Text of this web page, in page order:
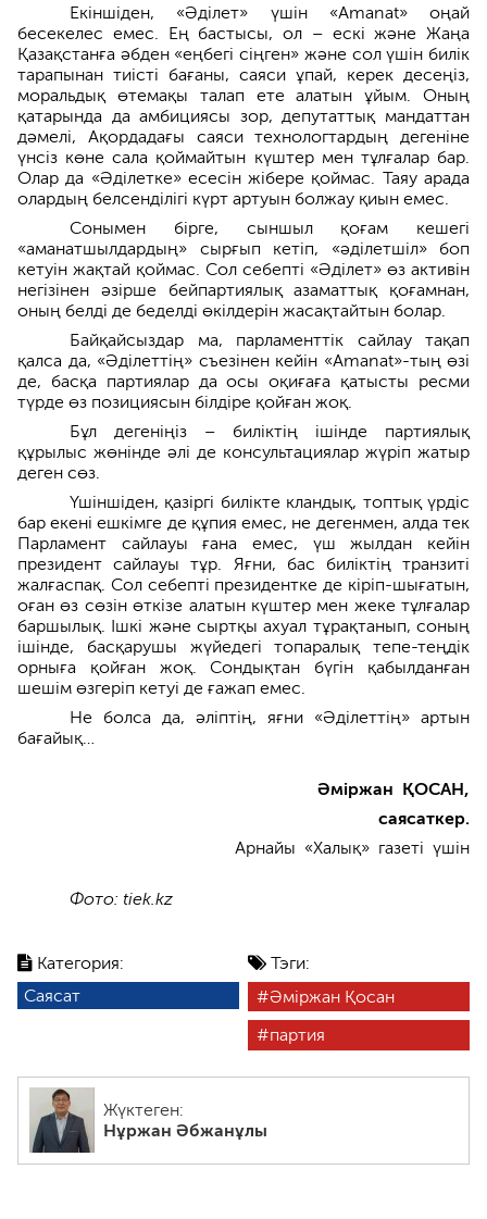
Категория:
Саясат
Тэги:
Әміржан Қосан
партия
Жүктеген:
Нұржан Әбжанұлы
Екіншіден, «Әділет» үшін «Аmanat» оңай
бесекелес емес. Ең бастысы, ол – ескі және Жаңа
Қазақстанға әбден «еңбегі сіңген» және сол үшін билік
тарапынан тиісті бағаны, саяси ұпай, керек десеңіз,
моральдық өтемақы талап ете алатын ұйым. Оның
қатарында да амбициясы зор, депутаттық мандаттан
дәмелі, Ақордадағы саяси технологтардың дегеніне
үнсіз көне сала қоймайтын күштер мен тұлғалар бар.
Олар да «Әділетке» есесін жібере қоймас. Таяу арада
олардың белсенділігі күрт артуын болжау қиын емес.
Сонымен бірге, сыншыл қоғам кешегі
«аманатшылдардың» сырғып кетіп, «әділетшіл» боп
кетуін жақтай қоймас. Сол себепті «Әділет» өз активін
негізінен әзірше бейпартиялық азаматтық қоғамнан,
оның белді де беделді өкілдерін жасақтайтын болар.
Байқайсыздар ма, парламенттік сайлау тақап
қалса да, «Әділеттің» съезінен кейін «Аmanat»-тың өзі
де, басқа партиялар да осы оқиғаға қатысты ресми
түрде өз позициясын білдіре қойған жоқ.
Бұл дегеніңіз – биліктің ішінде партиялық
құрылыс жөнінде әлі де консультациялар жүріп жатыр
деген сөз.
Үшіншіден, қазіргі билікте кландық, топтық үрдіс
бар екені ешкімге де құпия емес, не дегенмен, алда тек
Парламент сайлауы ғана емес, үш жылдан кейін
президент сайлауы тұр. Яғни, бас биліктің транзиті
жалғаспақ. Сол себепті президентке де кіріп-шығатын,
оған өз сөзін өткізе алатын күштер мен жеке тұлғалар
баршылық. Ішкі және сыртқы ахуал тұрақтанып, соның
ішінде, басқарушы жүйедегі топаралық тепе-теңдік
орныға қойған жоқ. Сондықтан бүгін қабылданған
шешім өзгеріп кетуі де ғажап емес.
Не болса да, әліптің, яғни «Әділеттің» артын
бағайық…
Әміржан ҚОСАН,
саясаткер.
Арнайы «Халық» газеті үшін
Фото: tiek.kz